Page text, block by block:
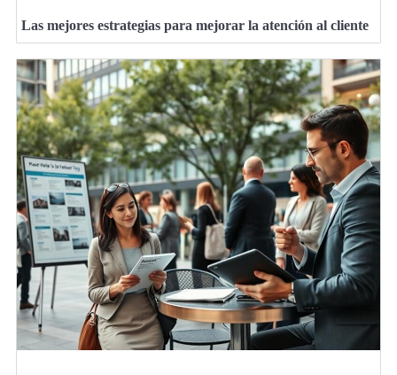
Las mejores estrategias para mejorar la atención al cliente